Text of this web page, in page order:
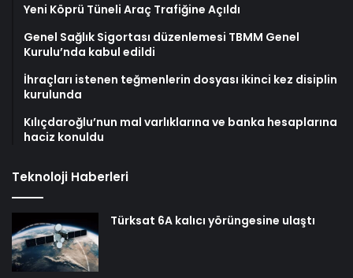
Yeni Köprü Tüneli Araç Trafiğine Açıldı
Genel Sağlık Sigortası düzenlemesi TBMM Genel
Kurulu’nda kabul edildi
İhraçları istenen teğmenlerin dosyası ikinci kez disiplin
kurulunda
Kılıçdaroğlu’nun mal varlıklarına ve banka hesaplarına
haciz konuldu
Teknoloji Haberleri
Türksat 6A kalıcı yörüngesine ulaştı